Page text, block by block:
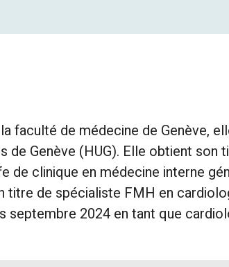
faculté de médecine de Genève,
de Genève (HUG). Elle obtient
de clinique en médecine interne
titre de spécialiste FMH en
septembre 2024 en tant que